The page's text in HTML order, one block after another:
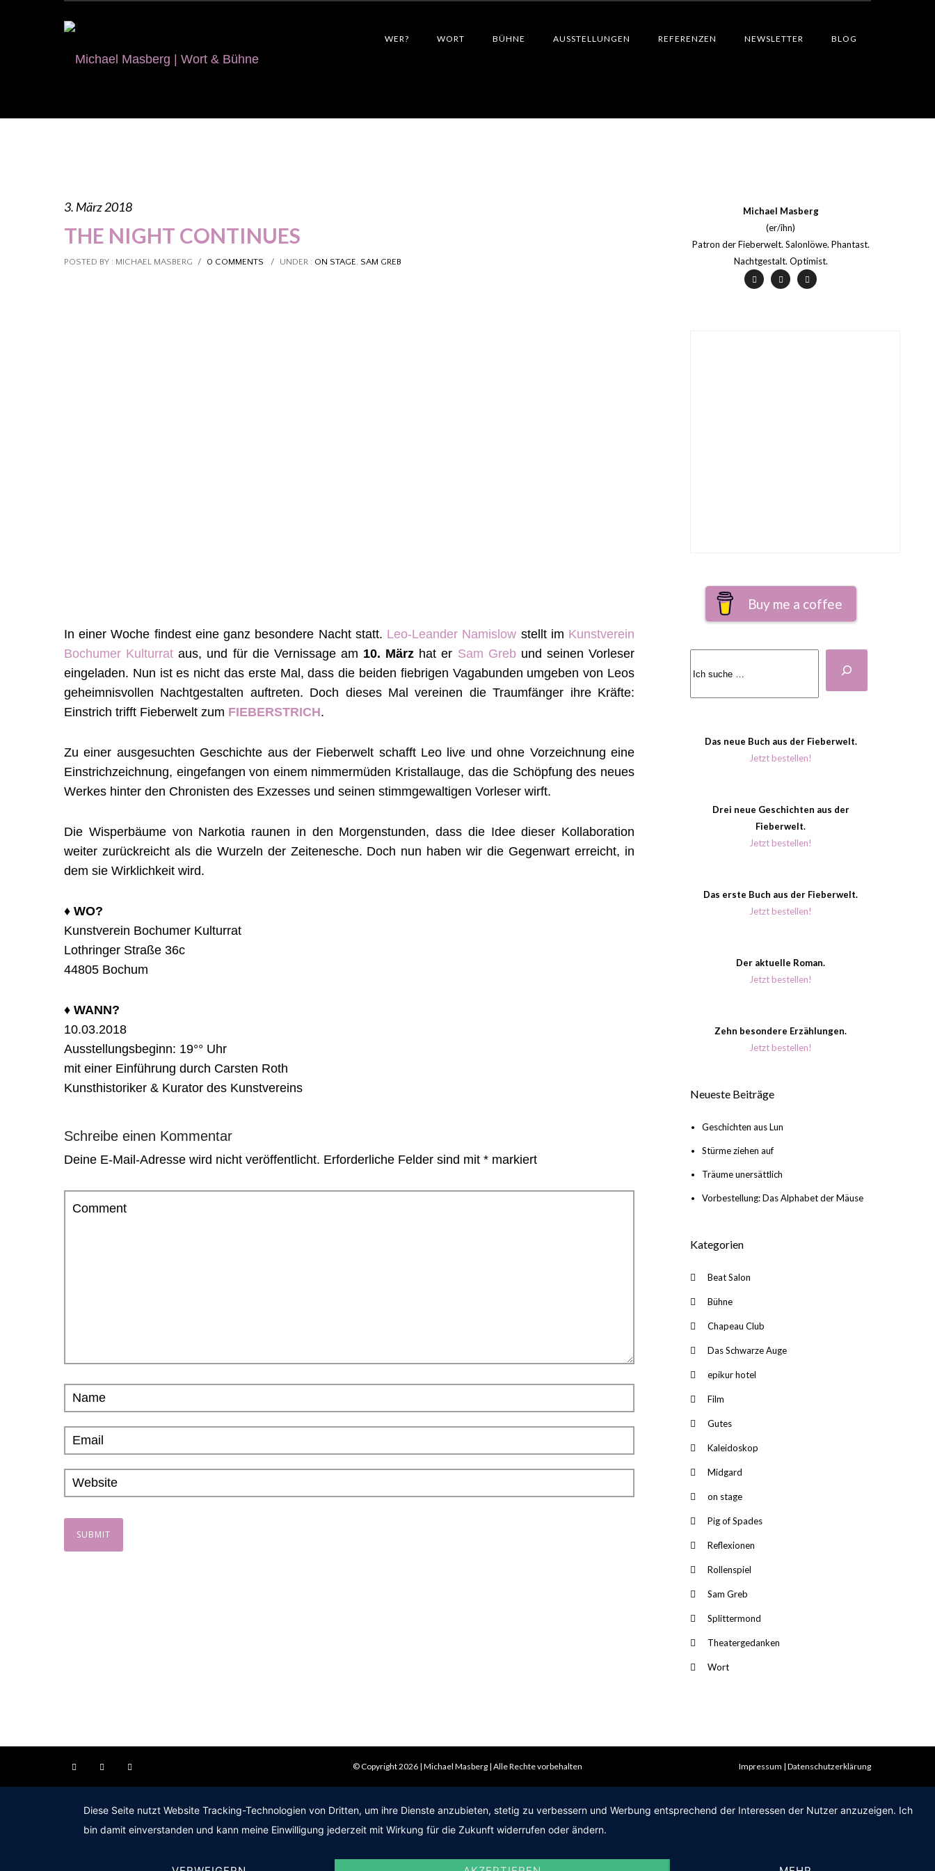
WER? WORT BÜHNE AUSSTELLUNGEN REFERENZEN NEWSLETTER BLOG
3. März 2018
THE NIGHT CONTINUES
POSTED BY : MICHAEL MASBERG / 0 COMMENTS / UNDER : ON STAGE, SAM GREB
In einer Woche findest eine ganz besondere Nacht statt. Leo-Leander Namislow stellt im Kunstverein
Bochumer Kulturrat aus, und für die Vernissage am 10. März hat er Sam Grebund seinen Vorleser
eingeladen. Nun ist es nicht das erste Mal, dass die beiden fiebrigen Vagabunden umgeben von Leos
geheimnisvollen Nachtgestalten auftreten. Doch dieses Mal vereinen die Traumfänger ihre Kräfte:
Einstrich trifft Fieberwelt zum FIEBERSTRICH.
Zu einer ausgesuchten Geschichte aus der Fieberwelt schafft Leo live und ohne Vorzeichnung eine
Einstrichzeichnung, eingefangen von einem nimmermüden Kristallauge, das die Schöpfung des neues
Werkes hinter den Chronisten des Exzesses und seinen stimmgewaltigen Vorleser wirft.
Die Wisperbäume von Narkotia raunen in den Morgenstunden, dass die Idee dieser Kollaboration
weiter zurückreicht als die Wurzeln der Zeitenesche. Doch nun haben wir die Gegenwart erreicht, in
dem sie Wirklichkeit wird.
♦︎ WO?
Kunstverein Bochumer Kulturrat
Lothringer Straße 36c
44805 Bochum
♦︎ WANN?
10.03.2018
Ausstellungsbeginn: 19°° Uhr
mit einer Einführung durch Carsten Roth
Kunsthistoriker & Kurator des Kunstvereins
Schreibe einen Kommentar
Deine E-Mail-Adresse wird nicht veröffentlicht. Erforderliche Felder sind mit * markiert
Michael Masberg
(er/ihn)
Patron der Fieberwelt. Salonlöwe. Phantast.
Nachtgestalt. Optimist.
Buy me a coffee
Das neue Buch aus der Fieberwelt.
Jetzt bestellen!
Drei neue Geschichten aus der
Fieberwelt.
Jetzt bestellen!
Das erste Buch aus der Fieberwelt.
Jetzt bestellen!
Der aktuelle Roman.
Jetzt bestellen!
Zehn besondere Erzählungen.
Jetzt bestellen!
Neueste Beiträge
Geschichten aus Lun
Stürme ziehen auf
Träume unersättlich
Vorbestellung: Das Alphabet der Mäuse
Kategorien
Beat Salon
Bühne
Chapeau Club
Das Schwarze Auge
epikur hotel
Film
Gutes
Kaleidoskop
Midgard
on stage
Pig of Spades
Reflexionen
Rollenspiel
Sam Greb
Splittermond
Theatergedanken
Wort
© Copyright 2026 | Michael Masberg | Alle Rechte vorbehalten Impressum Datenschutzerklärung
Diese Seite nutzt Website Tracking-Technologien von Dritten, um ihre Dienste anzubieten, stetig zu verbessern und Werbung entsprechend der Interessen der Nutzer anzuzeigen. Ich
bin damit einverstanden und kann meine Einwilligung jederzeit mit Wirkung für die Zukunft widerrufen oder ändern.